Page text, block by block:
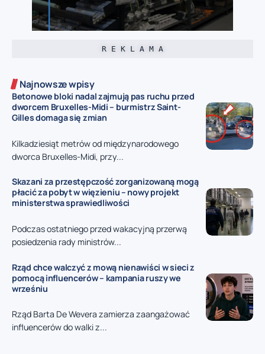
R E K L A M A
Najnowsze wpisy
Betonowe bloki nadal zajmują pas ruchu przed
dworcem Bruxelles-Midi – burmistrz Saint-
Gilles domaga się zmian
Kilkadziesiąt metrów od międzynarodowego
dworca Bruxelles-Midi, przy...
Skazani za przestępczość zorganizowaną mogą
płacić za pobyt w więzieniu – nowy projekt
ministerstwa sprawiedliwości
Podczas ostatniego przed wakacyjną przerwą
posiedzenia rady ministrów...
Rząd chce walczyć z mową nienawiści w sieci z
pomocą influencerów – kampania ruszy we
wrześniu
Rząd Barta De Wevera zamierza zaangażować
influencerów do walki z...